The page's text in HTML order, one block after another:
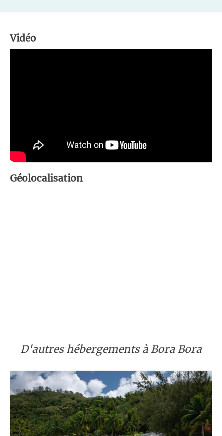
Vidéo
Géolocalisation
D'autres hébergements à Bora Bora